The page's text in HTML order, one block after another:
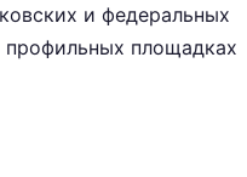
и федеральных
профильных площадках